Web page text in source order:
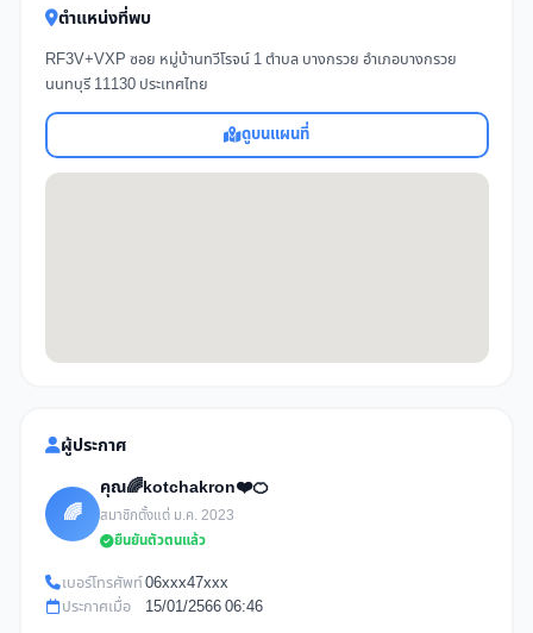
ตำแหน่งที่พบ
RF3V+VXP ซอย หมู่บ้านทวีโรจน์ 1 ตำบล บางกรวย อำเภอบางกรวย
นนทบุรี 11130 ประเทศไทย
ดูบนแผนที่
ผู้ประกาศ
🌈
คุณ🌈kotchakron❤️🍊
สมาชิกตั้งแต่ ม.ค. 2023
ยืนยันตัวตนแล้ว
เบอร์โทรศัพท์06xxx47xxx
ประกาศเมื่อ
15/01/2566 06:46